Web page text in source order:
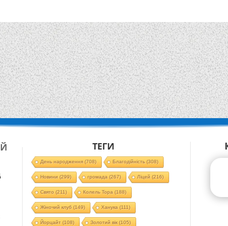
ТЕГИ
День народження(708) Благодійність (308)
Новини (299) громада (267) Ліцей (216)
Свято (211) Колель Тора (188)
Жіночий клуб (149) Ханука (111)
Йорцайт (108) Золотий вік(105)